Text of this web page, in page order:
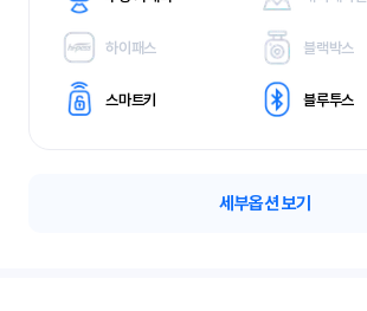
하이패스 블랙박스
스마트키 블루투스
세부옵션 보기